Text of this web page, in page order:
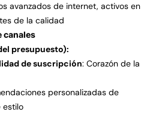
avanzados de internet, activos en
de la calidad
canales
presupuesto):
de suscripción: Corazón de la
personalizadas de
estilo